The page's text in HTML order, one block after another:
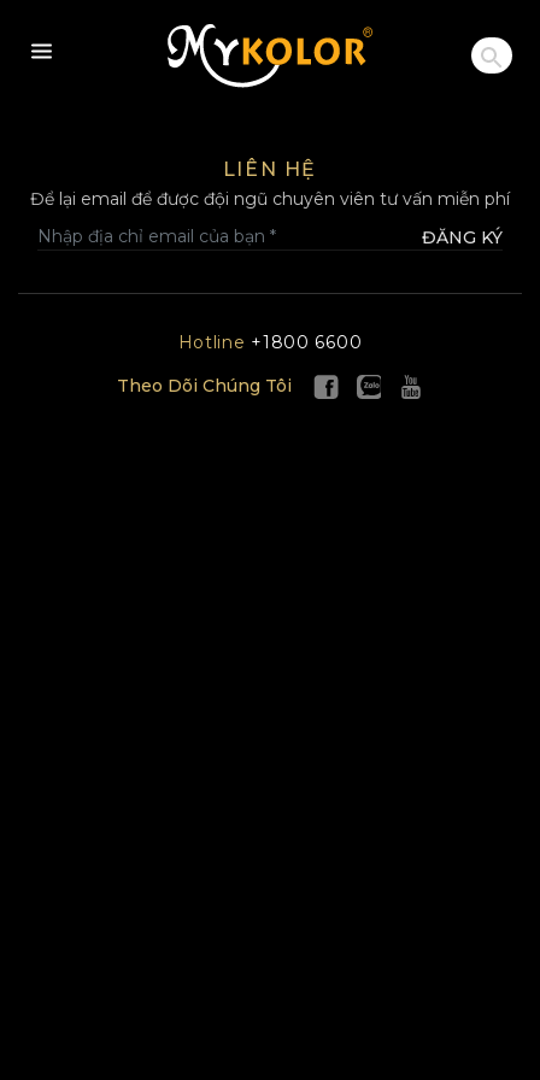
MYKOLOR
LIÊN HỆ
Để lại email để được đội ngũ chuyên viên tư vấn miễn phí
ĐĂNG KÝ
Hotline +1800 6600
Theo Dõi Chúng Tôi